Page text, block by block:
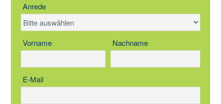
Anrede
Vorname Nachname
E-Mail